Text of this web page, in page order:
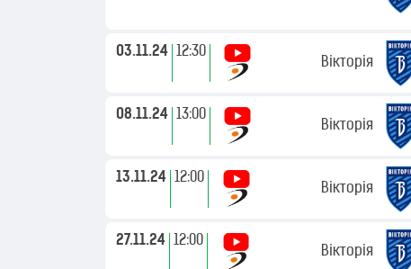
03.11.24 12:30
Вікторія
08.11.24 13:00
Вікторія
13.11.24 12:00
Вікторія
27.11.24 12:00
Вікторія